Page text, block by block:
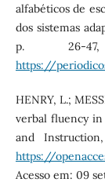
alfabéticos de
dos sistemas
p. 26-
https://
HENRY, L.;
verbal fluency
and
https://
Acesso em: 09